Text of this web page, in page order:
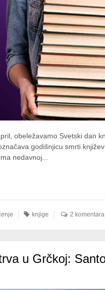
obeležavamo Svetski dan
godišnjicu smrti
nedavnoj...
knjige 2 komentara
u Grčkoj: